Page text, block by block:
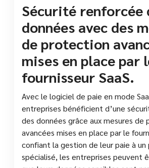
Sécurité renforcée
données avec des
de protection
mises en place par
fournisseur SaaS.
Avec le logiciel de paie en mode
entreprises bénéficient d’une
des données grâce aux mesures de
avancées mises en place par le
confiant la gestion de leur paie à
spécialisé, les entreprises peuvent